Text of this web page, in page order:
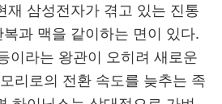
재 삼성전자가 겪고 있는 진통
과 맥을 같이하는 면이 있다.
이라는 왕관이 오히려 새로운
리로의 전환 속도를 늦추는 족